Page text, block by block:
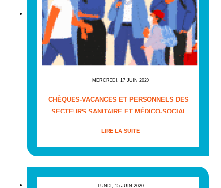
MERCREDI, 17 JUIN 2020
CHÈQUES-VACANCES ET PERSONNELS DES
SECTEURS SANITAIRE ET MÉDICO-SOCIAL
LIRE LA SUITE
LUNDI, 15 JUIN 2020